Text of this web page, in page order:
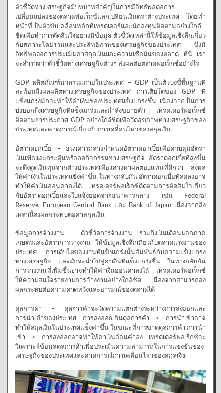
ตัวชี้วัดทางเศรษฐกิจมีบทบาทสำคัญในการมีอิทธิพลต่อการ
เปลี่ยนแปลงของตลาดฟอเร็กซ์แลกเปลี่ยนเงินตราต่างประเทศ โดยทำ
หน้าที่เป็นตัวขับเคลื่อนหลักที่เทรดเดอร์และนักลงทุนติดตามอย่างใกล้
ชิดเพื่อทำการตัดสินใจอย่างมีข้อมูล ตัวชี้วัดเหล่านี้ให้ข้อมูลเชิงลึกเกี่ยว
กับสภาวะโดยรวมและประสิทธิภาพของเศรษฐกิจของประเทศ ซึ่งมี
อิทธิพลต่อการประเมินค่าสกุลเงินและความเชื่อมั่นของตลาด ที่นี่ เรา
จะสำรวจว่าตัวชี้วัดทางเศรษฐกิจต่างๆ ส่งผลต่อตลาดฟอเร็กซ์อย่างไร
GDP ผลิตภัณฑ์มวลรวมภายในประเทศ – GDP เป็นตัวบ่งชี้พื้นฐานที่
สะท้อนถึงผลผลิตทางเศรษฐกิจของประเทศ การเติบโตของ GDP ที่
แข็งแกร่งมักจะทำให้ค่าเงินของประเทศแข็งแกร่งขึ้น เนื่องจากเป็นการ
บ่งบอกถึงเศรษฐกิจที่แข็งแกร่งและกำลังขยายตัว เทรดเดอร์ฟอเร็กซ์
ติดตามการประกาศ GDP อย่างใกล้ชิดเพื่อวัดสุขภาพทางเศรษฐกิจของ
ประเทศและคาดการณ์เกี่ยวกับการเคลื่อนไหวของสกุลเงิน
อัตราดอกเบี้ย – ธนาคารกลางกำหนดอัตราดอกเบี้ยเพื่อควบคุมอัตรา
เงินเฟ้อและกระตุ้นหรือลดกิจกรรมทางเศรษฐกิจ อัตราดอกเบี้ยที่สูงขึ้น
จะดึงดูดเงินทุนจากต่างประเทศเพื่อแสวงหาผลตอบแทนที่ดีกว่า ส่งผล
ให้ค่าเงินในประเทศแข็งค่าขึ้น ในทางกลับกัน อัตราดอกเบี้ยที่ลดลงอาจ
ทำให้ค่าเงินอ่อนค่าลงได้ เทรดเดอร์ฟอเร็กซ์ติดตามการตัดสินใจเกี่ยว
กับอัตราดอกเบี้ยและใบแจ้งยอดจากธนาคารกลาง เช่น Federal
Reserve, European Central Bank และ Bank of Japan เนื่องจากสิ่ง
เหล่านี้ส่งผลกระทบต่อค่าสกุลเงิน
ข้อมูลการจ้างงาน – ตัวชี้วัดการจ้างงาน รวมถึงเงินเดือนนอกภาค
เกษตรและอัตราการว่างงาน ให้ข้อมูลเชิงลึกเกี่ยวกับตลาดแรงงานของ
ประเทศ การเติบโตของงานที่แข็งแกร่งนั้นสัมพันธ์กับความแข็งแกร่ง
ทางเศรษฐกิจ และมักจะนำไปสู่ค่าเงินที่แข็งแกร่งขึ้น ในทางกลับกัน
การว่างงานที่เพิ่มขึ้นอาจทำให้ค่าเงินอ่อนค่าลงได้ เทรดเดอร์ฟอเร็กซ์
ให้ความสนใจรายงานการจ้างงานอย่างใกล้ชิด เนื่องจากสามารถส่ง
ผลกระทบต่อความคาดหวังและอารมณ์ของตลาดได้
ดุลการค้า – ดุลการค้าจะวัดความแตกต่างระหว่างการส่งออกและ
การนำเข้าของประเทศ การส่งออกเกินดุลการค้า > การนำเข้าอาจ
ทำให้สกุลเงินในประเทศแข็งค่าขึ้น ในขณะที่การขาดดุลการค้า การนำ
เข้า > การส่งออกอาจทำให้ค่าเงินอ่อนค่าลง เทรดเดอร์ฟอเร็กซ์จะ
วิเคราะห์ข้อมูลดุลการค้าเพื่อประเมินความสามารถในการแข่งขันของ
เศรษฐกิจของประเทศและคาดการณ์การเคลื่อนไหวของสกุลเงิน